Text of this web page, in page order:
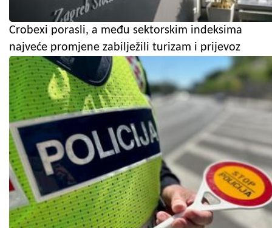
Crobexi porasli, a među sektorskim indeksima
najveće promjene zabilježili turizam i prijevoz